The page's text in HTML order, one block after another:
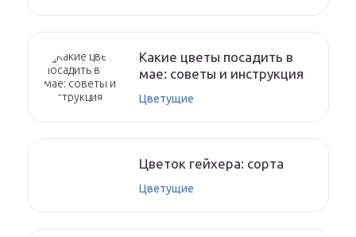
Какие цветы посадить в
мае: советы и инструкция
Цветущие
Цветок гейхера: сорта
Цветущие